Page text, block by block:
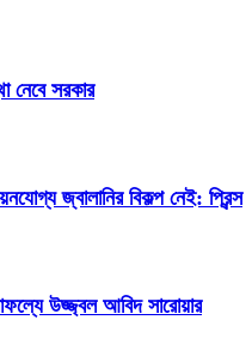
নেবে সরকার
জ্বালানির বিকল্প নেই: প্রিন্স
উজ্জ্বল আবিদ সারোয়ার